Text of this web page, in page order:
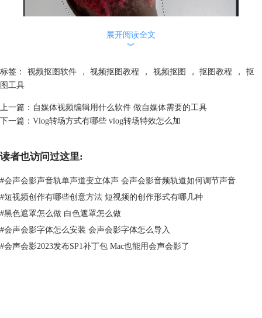
如果想让套索工具抠图更加精准，可以按住“alt”键并滑动鼠标滚轮、放大
图片，再使用套索工具进行抠图，这样抠图效果会更好。
（2）橡皮擦工具抠图
图的效果，而且橡皮擦用起来很方便，能随时调节大小、硬度等。
展开阅读全文
︾
标签： 视频抠图软件 ， 视频抠图教程 ， 视频抠图 ， 抠图教程 ，
抠
图工具
上一篇： 自媒体视频编辑用什么软件 做自媒体需要的工具
下一篇： Vlog转场方式有哪些 vlog转场特效怎么加
读者也访问过这里:
#会声会影声音轨单声道变立体声 会声会影音频轨道如何调节声音
#​短视频创作有哪些创意方法 短视频的创作形式有哪几种
#黑色遮罩怎么做 白色遮罩怎么做
#会声会影字体怎么安装 会声会影字体怎么导入
#会声会影2023发布SP1补丁包 Mac也能用会声会影了